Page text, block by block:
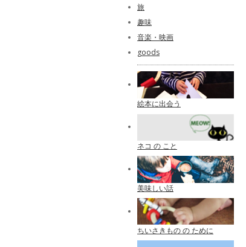
旅
趣味
音楽・映画
goods
絵本に出会う
ネコ の こと
美味しい話
ちいさきもの の ために